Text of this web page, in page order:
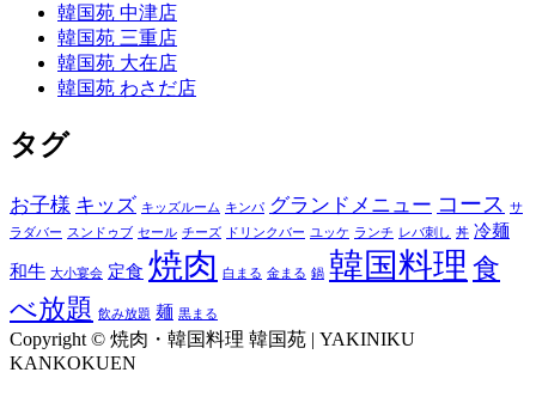
韓国苑 中津店
韓国苑 三重店
韓国苑 大在店
韓国苑 わさだ店
タグ
お子様 キッズ キッズルーム キンパ グランドメニュー コース サ
ラダバー スンドゥブ セール チーズ ドリンクバー ユッケ ランチ レバ刺し 丼 冷麺
和牛 大小宴会 定食 焼肉 白まる 金まる 鍋 韓国料理 食
べ放題 飲み放題 麺 黒まる
Copyright © 焼肉・韓国料理 韓国苑 | YAKINIKU
KANKOKUEN